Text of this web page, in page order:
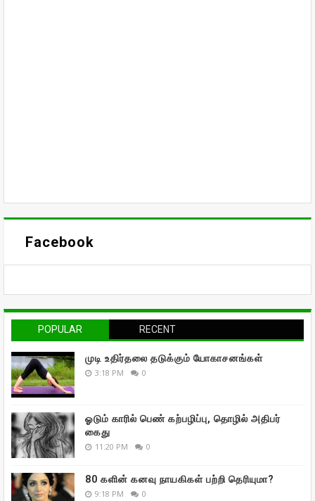
Facebook
POPULAR RECENT
முடி உதிர்தலை தடுக்கும் யோகாசனங்கள்
3:18 PM 0
ஓடும் காரில் பெண் கற்பழிப்பு, தொழில் அதிபர்
கைது
11:20 PM 0
80 களின் கனவு நாயகிகள் பற்றி தெரியுமா?
9:18 PM 0